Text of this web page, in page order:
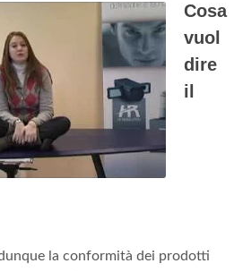
Cosa
vuol
dire
il
la conformità dei prodotti